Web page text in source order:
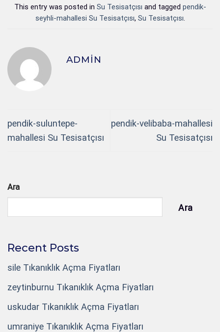
This entry was posted in Su Tesisatçısı and tagged pendik-
seyhli-mahallesi Su Tesisatçısı, Su Tesisatçısı.
ADMIN
pendik-suluntepe-
mahallesi Su Tesisatçısı
pendik-velibaba-mahallesi
Su Tesisatçısı
Ara
Ara
Recent Posts
sile Tıkanıklık Açma Fiyatları
zeytinburnu Tıkanıklık Açma Fiyatları
uskudar Tıkanıklık Açma Fiyatları
umraniye Tıkanıklık Açma Fiyatları